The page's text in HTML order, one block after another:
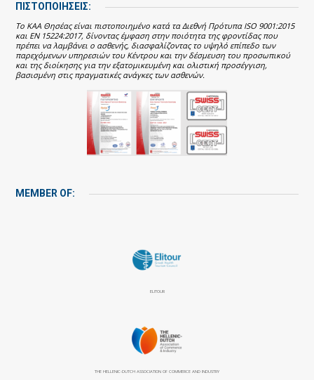
ΠΙΣΤΟΠΟΙΗΣΕΙΣ:
Το ΚΑΑ Θησέας είναι πιστοποιημένο κατά τα Διεθνή Πρότυπα ISO 9001:2015
και EN 15224:2017, δίνοντας έμφαση στην ποιότητα της φροντίδας που
πρέπει να λαμβάνει ο ασθενής, διασφαλίζοντας το υψηλό επίπεδο των
παρεχόμενων υπηρεσιών του Κέντρου και την δέσμευση του προσωπικού
και της διοίκησης για την εξατομικευμένη και ολιστική προσέγγιση,
βασισμένη στις πραγματικές ανάγκες των ασθενών.
MEMBER OF:
ELITOUR
THE HELLENIC-DUTCH ASSOCIATION OF COMMERCE AND INDUSTRY